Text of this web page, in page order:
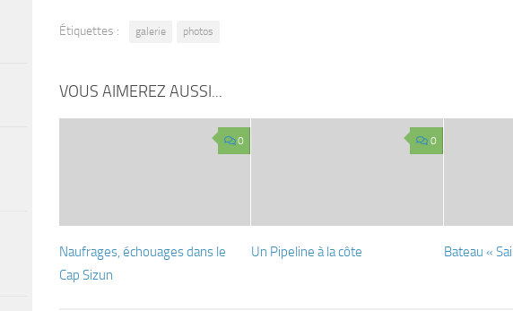
Étiquettes : galerie photos
VOUS AIMEREZ AUSSI...
0
Naufrages, échouages dans le
Cap Sizun
0
Un Pipeline à la côte Bateau «